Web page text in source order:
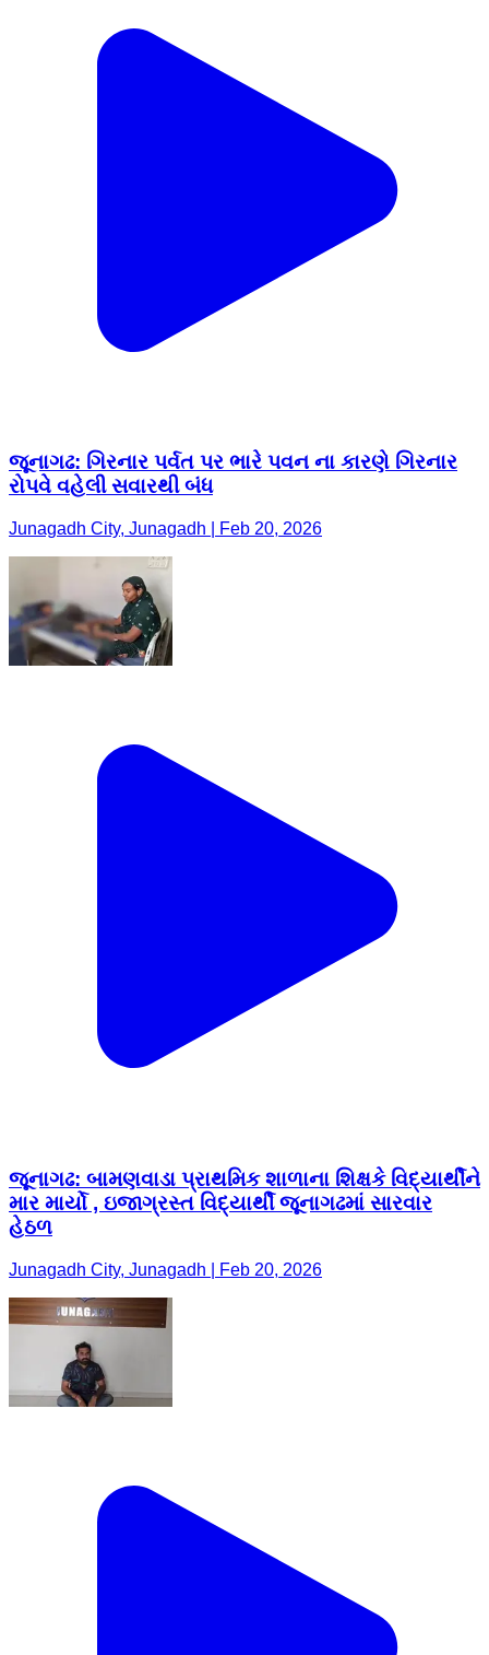
જૂનાગઢ: ગિરનાર પર્વત પર ભારે પવન ના કારણે ગિરનાર
રોપવે વહેલી સવારથી બંધ
Junagadh City, Junagadh | Feb 20, 2026
જૂનાગઢ: બામણવાડા પ્રાથમિક શાળાના શિક્ષકે વિદ્યાર્થીને
માર માર્યો , ઇજાગ્રસ્ત વિદ્યાર્થી જૂનાગઢમાં સારવાર
હેઠળ
Junagadh City, Junagadh | Feb 20, 2026